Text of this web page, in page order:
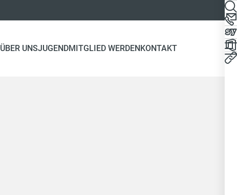
ÜBER UNSJUGENDMITGLIED WERDENKONTAKT